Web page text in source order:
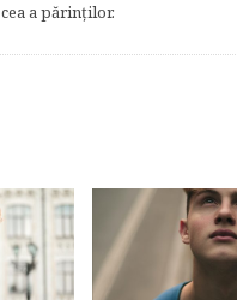
cea a părinţilor.